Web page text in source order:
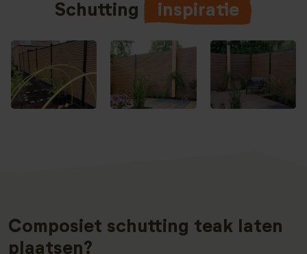
Schutting inspiratie
Composiet schutting teak laten
plaatsen?